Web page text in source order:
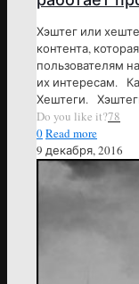
Хэштег или
контента,
пользователям
их интересам.
Хештеги.
Do you like it?78
0Read more
9 декабря, 2016